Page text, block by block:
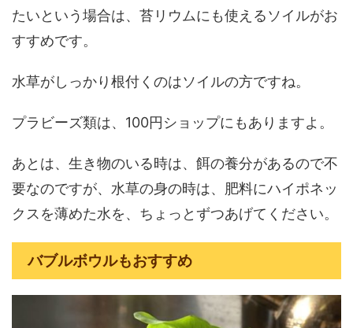
たいという場合は、苔リウムにも使えるソイルがお
すすめです。
水草がしっかり根付くのはソイルの方ですね。
プラビーズ類は、100円ショップにもありますよ。
あとは、生き物のいる時は、餌の養分があるので不
要なのですが、水草の身の時は、肥料にハイポネッ
クスを薄めた水を、ちょっとずつあげてください。
バブルボウルもおすすめ